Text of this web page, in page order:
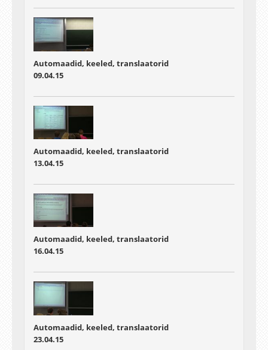
Automaadid, keeled, translaatorid
09.04.15
Automaadid, keeled, translaatorid
13.04.15
Automaadid, keeled, translaatorid
16.04.15
Automaadid, keeled, translaatorid
23.04.15